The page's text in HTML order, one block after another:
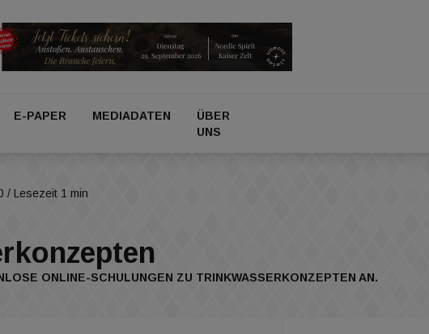
E-PAPER MEDIADATEN
ÜBER
UNS
/ Lesezeit 1 min
ONLINE-SCHULUNGEN ZU TRINKWASSERKONZEPTEN AN.